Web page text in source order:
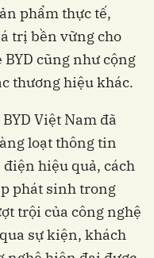
phẩm thực tế,
trị bền vững cho
cũng như cộng
thương hiệu khác.
Việt Nam đã
loạt thông tin
hiệu quả, cách
phát sinh trong
trội của công nghệ
sự kiện, khách